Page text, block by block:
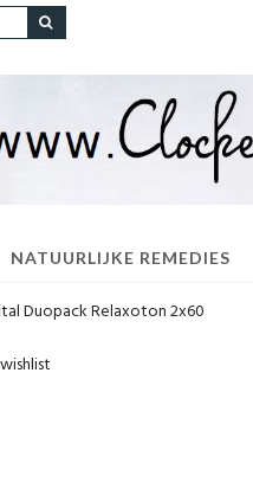
NATUURLIJKE REMEDIES
Duopack Relaxoton 2x60